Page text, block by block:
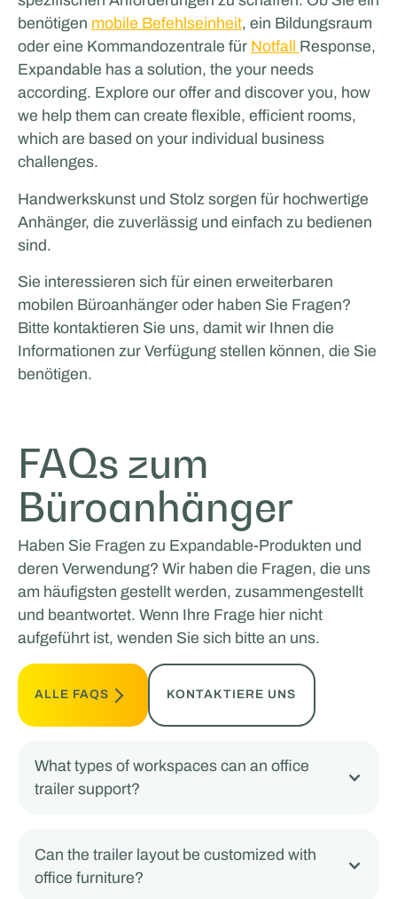
benötigen mobile Befehlseinheit, ein Bildungsraum
oder eine Kommandozentrale für Notfall Response,
Expandable has a solution, the your needs
according. Explore our offer and discover you, how
we help them can create flexible, efficient rooms,
which are based on your individual business
challenges.
Handwerkskunst und Stolz sorgen für hochwertige
Anhänger, die zuverlässig und einfach zu bedienen
sind.
Sie interessieren sich für einen erweiterbaren
mobilen Büroanhänger oder haben Sie Fragen?
Bitte kontaktieren Sie uns, damit wir Ihnen die
Informationen zur Verfügung stellen können, die Sie
benötigen.
FAQs zum
Büroanhänger
Haben Sie Fragen zu Expandable-Produkten und
deren Verwendung? Wir haben die Fragen, die uns
am häufigsten gestellt werden, zusammengestellt
und beantwortet. Wenn Ihre Frage hier nicht
aufgeführt ist, wenden Sie sich bitte an uns.
ALLE FAQS KONTAKTIERE UNS
What types of workspaces can an office
trailer support?
Can the trailer layout be customized with
office furniture?